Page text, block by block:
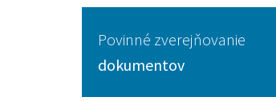
Povinné zverejňovanie
dokumentov